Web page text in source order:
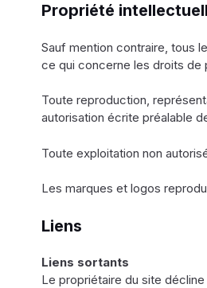
Propriété
Sauf mention contraire, tous
ce qui concerne les droits de
Toute reproduction,
autorisation écrite préalable
Toute exploitation non
Les marques et logos
Liens
Liens sortants
Le propriétaire du site